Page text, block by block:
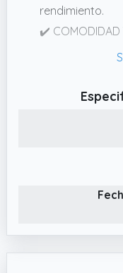
rendimiento.
✔️ COMODIDAD
continuo al
mantener
repetitivos sin
para el trabajo
✔️
Proporciona
ayuda a
mejorando el